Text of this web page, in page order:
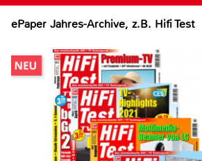
ePaper Jahres-Archive, z.B. Hifi Test